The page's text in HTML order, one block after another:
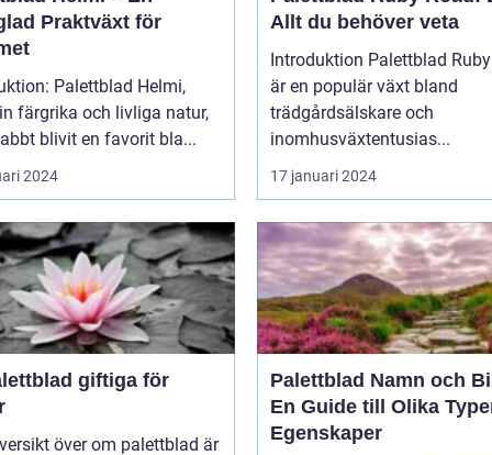
Praktväxt för
Palettblad Helmi,
färgrika och livliga natur,
blivit en favorit bla...
2024
Allt du behöver veta
Introduktion Palettblad Ruby Road
är en populär växt bland
trädgårdsälskare och
inomhusväxtentusias...
17 januari 2024
giftiga för
Palettblad Namn och
En Guide till Olika
Egenskaper